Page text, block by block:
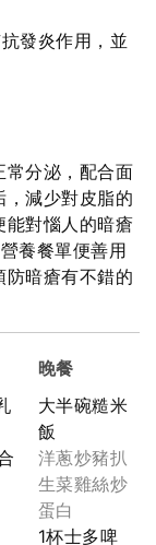
發炎作用，並
常分泌，配合面
，減少對皮脂的
能對惱人的暗瘡
養餐單便善用
防暗瘡有不錯的
晚餐
大半碗糙米
飯
洋蔥炒豬扒
生菜雞絲炒
蛋白
1杯士多啤